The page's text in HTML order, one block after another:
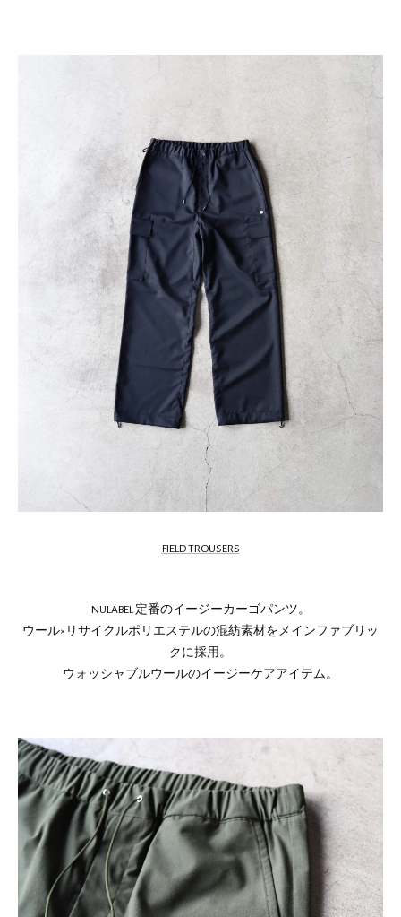
FIELD TROUSERS
NULABEL 定番のイージーカーゴパンツ。
ウール×リサイクルポリエステルの混紡素材をメインファブリッ
クに採用。
ウォッシャブルウールのイージーケアアイテム。